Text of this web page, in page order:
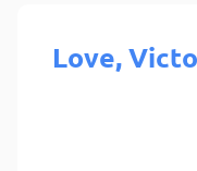
Love,